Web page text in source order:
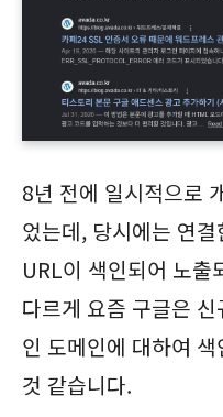
8년 전에 일시적으로
었는데, 당시에는 연
URL이 색인되어 노출
다르게 요즘 구글은
인 도메인에 대하여
것 같습니다.